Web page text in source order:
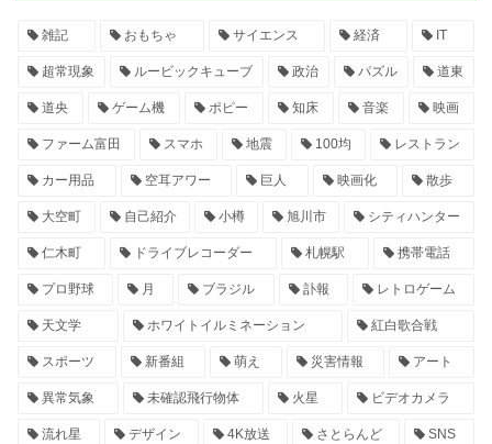
雑記 おもちゃ サイエンス 経済 IT
超常現象 ルービックキューブ 政治 パズル 道東
道央 ゲーム機 ポピー 知床 音楽 映画
ファーム富田 スマホ 地震 100均 レストラン
カー用品 空耳アワー 巨人 映画化 散歩
大空町 自己紹介 小樽 旭川市 シティハンター
仁木町 ドライブレコーダー 札幌駅 携帯電話
プロ野球 月 ブラジル 訃報 レトロゲーム
天文学 ホワイトイルミネーション 紅白歌合戦
スポーツ 新番組 萌え 災害情報 アート
異常気象 未確認飛行物体 火星 ビデオカメラ
流れ星 デザイン 4K放送 さとらんど SNS